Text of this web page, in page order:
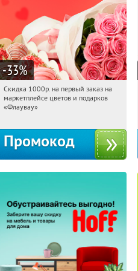
-33%
12:58:39 Получили:
Россия
Скидка 1000р. на первый заказ на
маркетплейсе цветов и подарков
«Флаувау»
Промокод